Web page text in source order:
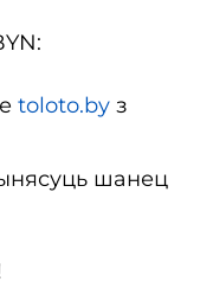
toloto.by з
шанец